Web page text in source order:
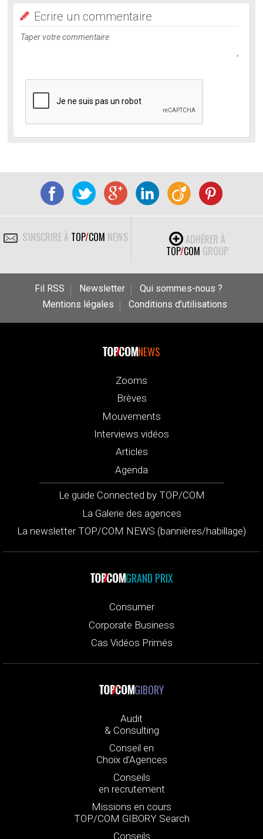
Ecrire un commentaire
S'INSCRIRE À TOP/COM NEWS
ADHÉRER À
TOP/COM GROUP
Fil RSS Newsletter
Qui sommes-nous ?
Mentions légales
Conditions d’utilisations
NEWS
Zooms
Brèves
Mouvements
Interviews vidéos
Articles
Agenda
Le guide Connected by TOP/COM
La Galerie des agences
La newsletter TOP/COM NEWS (bannières/habillage)
GRAND PRIX
Consumer
Corporate Business
Cas Vidéos Primés
GIBORY
Audit
& Consulting
Conseil en
Choix d’Agences
Conseils
en recrutement
Missions en cours
TOP/COM GIBORY Search
Conseils